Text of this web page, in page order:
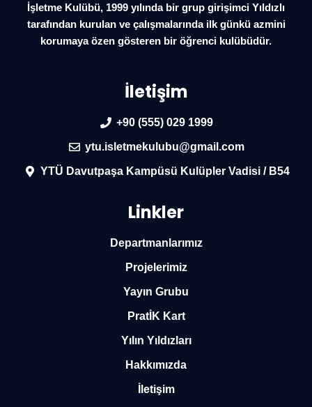
İşletme Kulübü, 1999 yılında bir grup girişimci Yıldızlı
tarafından kurulan ve çalışmalarında ilk günkü azmini
korumaya özen gösteren bir öğrenci kulübüdür.
İletişim
+90 (555) 029 1999
ytu.isletmekulubu@gmail.com
YTÜ Davutpaşa Kampüsü Kulüpler Vadisi / B54
Linkler
Departmanlarımız
Projelerimiz
Yayın Grubu
PratİK Kart
Yılın Yıldızları
Hakkımızda
İletişim